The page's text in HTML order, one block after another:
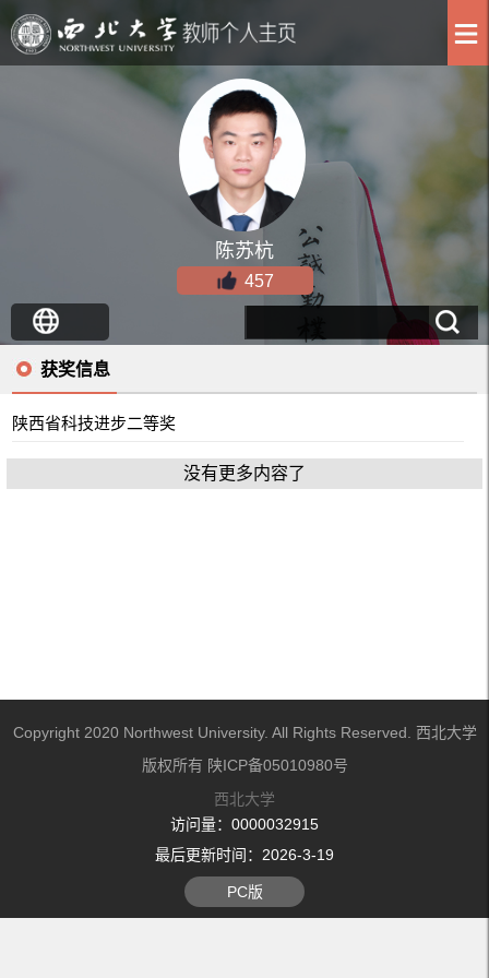
陈苏杭
457
获奖信息
陕西省科技进步二等奖
没有更多内容了
Copyright 2020 Northwest University. All Rights Reserved. 西北大学
版权所有 陕ICP备05010980号
西北大学
访问量： 0000032915
最后更新时间： 2026-3-19
PC版